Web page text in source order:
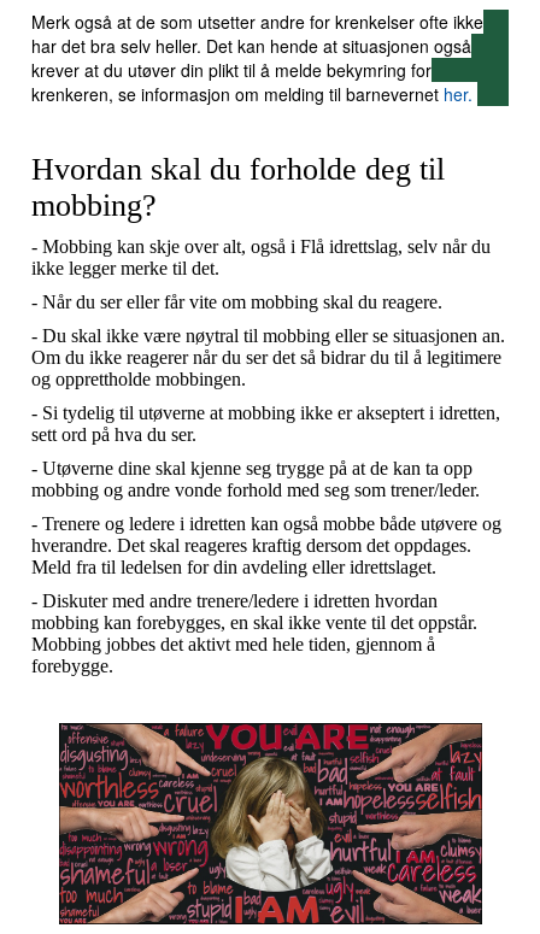
Merk også at de som utsetter andre for krenkelser ofte ikke
har det bra selv heller. Det kan hende at situasjonen også
krever at du utøver din plikt til å melde bekymring for
krenkeren, se informasjon om melding til barnevernet her.
Hvordan skal du forholde deg til
mobbing?
- Mobbing kan skje over alt, også i Flå idrettslag, selv når du
ikke legger merke til det.
- Når du ser eller får vite om mobbing skal du reagere.
- Du skal ikke være nøytral til mobbing eller se situasjonen an.
Om du ikke reagerer når du ser det så bidrar du til å legitimere
og opprettholde mobbingen.
- Si tydelig til utøverne at mobbing ikke er akseptert i idretten,
sett ord på hva du ser.
- Utøverne dine skal kjenne seg trygge på at de kan ta opp
mobbing og andre vonde forhold med seg som trener/leder.
- Trenere og ledere i idretten kan også mobbe både utøvere og
hverandre. Det skal reageres kraftig dersom det oppdages.
Meld fra til ledelsen for din avdeling eller idrettslaget.
- Diskuter med andre trenere/ledere i idretten hvordan
mobbing kan forebygges, en skal ikke vente til det oppstår.
Mobbing jobbes det aktivt med hele tiden, gjennom å
forebygge.